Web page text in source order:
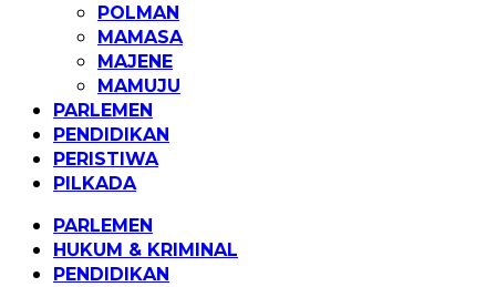
POLMAN
MAMASA
MAJENE
MAMUJU
PARLEMEN
PENDIDIKAN
PERISTIWA
PILKADA
PARLEMEN
HUKUM & KRIMINAL
PENDIDIKAN